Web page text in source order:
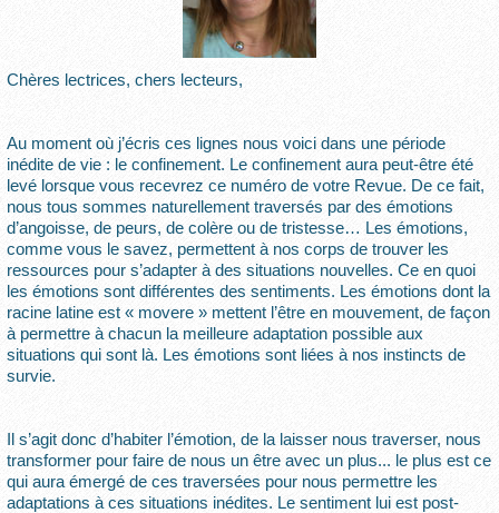
Chères lectrices, chers lecteurs,
Au moment où j’écris ces lignes nous voici dans une période
inédite de vie : le confinement. Le confinement aura peut-être été
levé lorsque vous recevrez ce numéro de votre Revue. De ce fait,
nous tous sommes naturellement traversés par des émotions
d’angoisse, de peurs, de colère ou de tristesse… Les émotions,
comme vous le savez, permettent à nos corps de trouver les
ressources pour s’adapter à des situations nouvelles. Ce en quoi
les émotions sont différentes des sentiments. Les émotions dont la
racine latine est « movere » mettent l’être en mouvement, de façon
à permettre à chacun la meilleure adaptation possible aux
situations qui sont là. Les émotions sont liées à nos instincts de
survie.
Il s’agit donc d’habiter l’émotion, de la laisser nous traverser, nous
transformer pour faire de nous un être avec un plus... le plus est ce
qui aura émergé de ces traversées pour nous permettre les
adaptations à ces situations inédites. Le sentiment lui est post-